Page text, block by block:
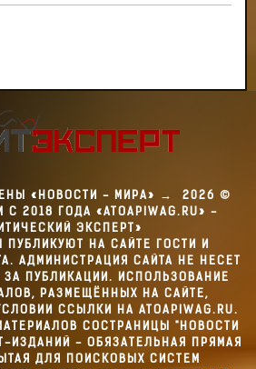
«НОВОСТИ - МИРА» → 2026 ©
2018 ГОДА «ATOAPIWAG.RU» -
ЭКСПЕРТ»
ПУБЛИКУЮТ НА САЙТЕ ГОСТИ И
АДМИНИСТРАЦИЯ САЙТА НЕ НЕСЕТ
ЗА ПУБЛИКАЦИИ. ИСПОЛЬЗОВАНИЕ
РАЗМЕЩЁННЫХ НА САЙТЕ,
ССЫЛКИ НА ATOAPIWAG.RU.
СОСТРАНИЦЫ "НОВОСТИ
ИЗДАНИЙ - ОБЯЗАТЕЛЬНАЯ ПРЯМАЯ
ДЛЯ ПОИСКОВЫХ СИСТЕМ